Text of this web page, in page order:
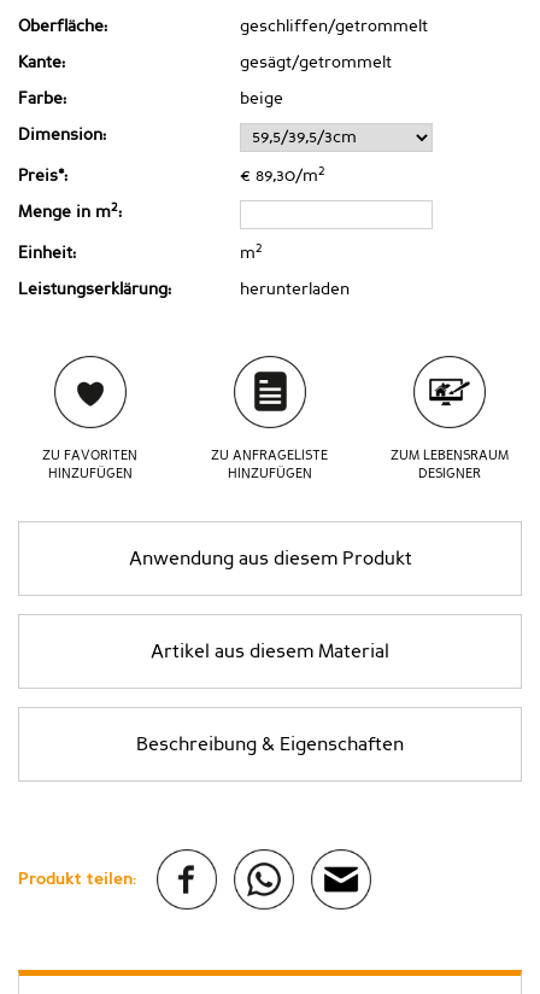
Oberfläche: geschliffen/getrommelt
Kante: gesägt/getrommelt
Farbe: beige
Dimension:
Preis*: € 89,30/m2
Menge in m2:
Einheit: m2
Leistungserklärung: herunterladen
ZU FAVORITEN
HINZUFÜGEN
ZU ANFRAGELISTE
HINZUFÜGEN
ZUM LEBENSRAUM
DESIGNER
Anwendung aus diesem Produkt
Artikel aus diesem Material
Beschreibung & Eigenschaften
Produkt teilen: